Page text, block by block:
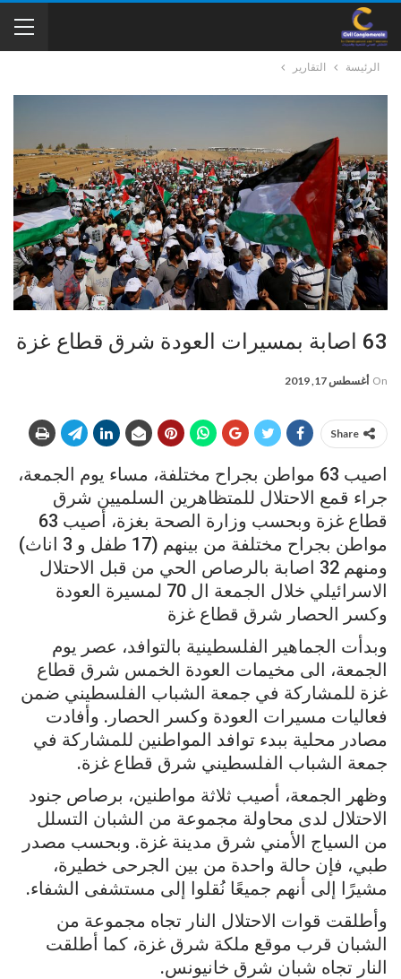
الرئيسة التقارير
63 اصابة بمسيرات العودة شرق قطاع غزة
On أغسطس 17, 2019
Share
اصيب 63 مواطن بجراح مختلفة، مساء يوم الجمعة،
جراء قمع الاحتلال للمتظاهرين السلميين شرق
قطاع غزة وبحسب وزارة الصحة بغزة، أصيب 63
مواطن بجراح مختلفة من بينهم (17 طفل و 3 اناث)
ومنهم 32 اصابة بالرصاص الحي من قبل الاحتلال
الاسرائيلي خلال الجمعة ال 70 لمسيرة العودة
وكسر الحصار شرق قطاع غزة
وبدأت الجماهير الفلسطينية بالتوافد، عصر يوم
الجمعة، الى مخيمات العودة الخمس شرق قطاع
غزة للمشاركة في جمعة الشباب الفلسطيني ضمن
فعاليات مسيرات العودة وكسر الحصار. وأفادت
مصادر محلية ببدء توافد المواطنين للمشاركة في
جمعة الشباب الفلسطيني شرق قطاع غزة.
وظهر الجمعة، أصيب ثلاثة مواطنين، برصاص جنود
الاحتلال لدى محاولة مجموعة من الشبان التسلل
من السياج الأمني شرق مدينة غزة. وبحسب مصدر
طبي، فإن حالة واحدة من بين الجرحى خطيرة،
مشيرًا إلى أنهم جميعًا نُقلوا إلى مستشفى الشفاء.
وأطلقت قوات الاحتلال النار تجاه مجموعة من
الشبان قرب موقع ملكة شرق غزة، كما أطلقت
النار تجاه شبان شرق خانيونس.